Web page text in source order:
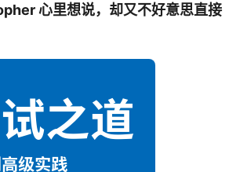
心里想说，却又不好意思直接